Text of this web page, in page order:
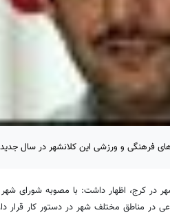
فرهنگی و ورزشی این کلانشهر در سال جدید
مهر در کرج، اظهار داشت:‌ با مصوبه شورای
10 زمین چمن مصنوعی در مناطق مختلف شهر در دستور